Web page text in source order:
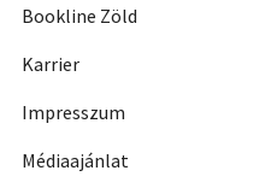
Bookline Zöld
Karrier
Impresszum
Médiaajánlat